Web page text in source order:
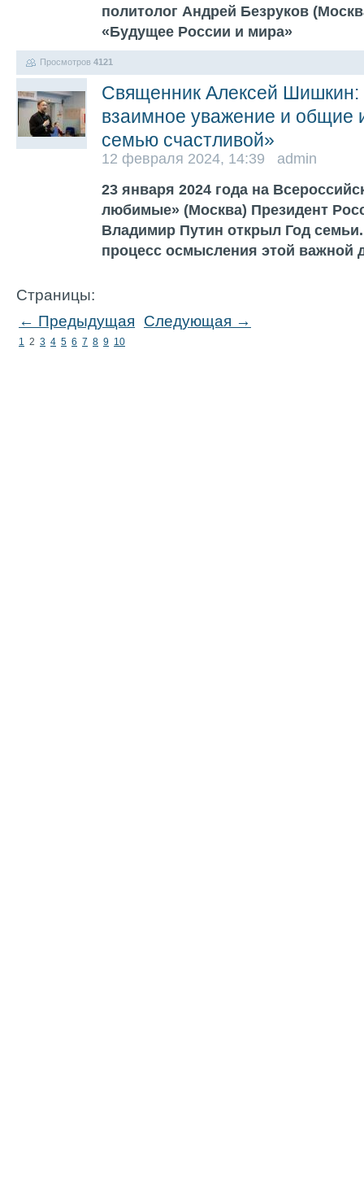
политолог Андрей Безруков
«Будущее России и мира»
Просмотров 4121
Священник Алексей Шишкин:
взаимное уважение и общие
семью счастливой»
12 февраля 2024, 14:39 admin
23 января 2024 года на
любимые» (Москва) Президент
Владимир Путин открыл Год
процесс осмысления этой важной
Страницы:
← Предыдущая Следующая →
1 2 3 4 5 6 7 8 9 10